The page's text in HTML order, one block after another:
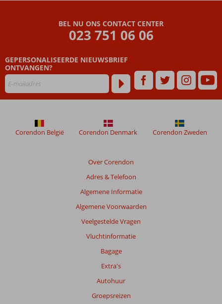
gastvrijheid
BEL NU ONS CONTACT CENTER
023 751 06 06
GEPERSONALISEERDE NIEUWSBRIEF
ONTVANGEN?
Over Corendon
Adres & Telefoon
Algemene Informatie
Algemene Voorwaarden
Veelgestelde Vragen
Vluchtinformatie
Bagage
Extra's
Autohuur
Groepsreizen
Corendon België Corendon Denmark Corendon Zweden